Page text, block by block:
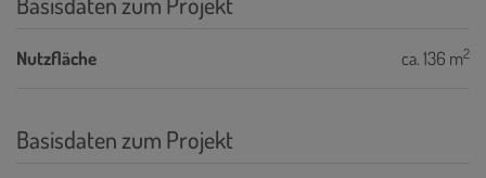
Nutzfläche ca. 136 m2
Basisdaten zum Projekt